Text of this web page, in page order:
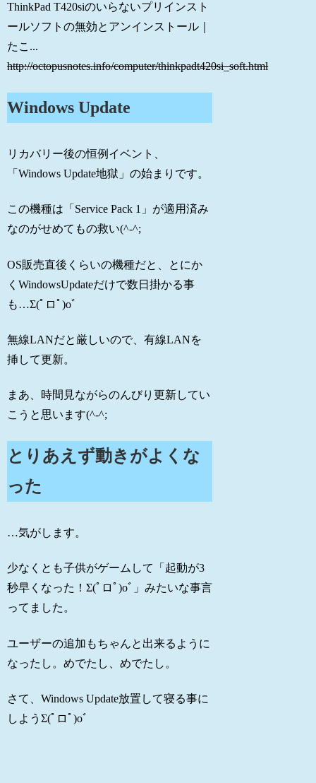
ThinkPad T420siのいらないプリインスト
ールソフトの無効とアンインストール｜
たこ...
http://octopusnotes.info/computer/thinkpadt420si_soft.html
Windows Update
リカバリー後の恒例イベント、
「Windows Update地獄」の始まりです。
この機種は「Service Pack 1」が適用済み
なのがせめてもの救い(^-^;
OS販売直後くらいの機種だと、とにか
くWindowsUpdateだけで数日掛かる事
も…Σ(ﾟロﾟ)oﾞ
無線LANだと厳しいので、有線LANを
挿して更新。
まあ、時間見ながらのんびり更新してい
こうと思います(^-^;
とりあえず動きがよくな
った
…気がします。
少なくとも子供がゲームして「起動が3
秒早くなった！Σ(ﾟロﾟ)oﾞ」みたいな事言
ってました。
ユーザーの追加もちゃんと出来るように
なったし。めでたし、めでたし。
さて、Windows Update放置して寝る事に
しようΣ(ﾟロﾟ)oﾞ